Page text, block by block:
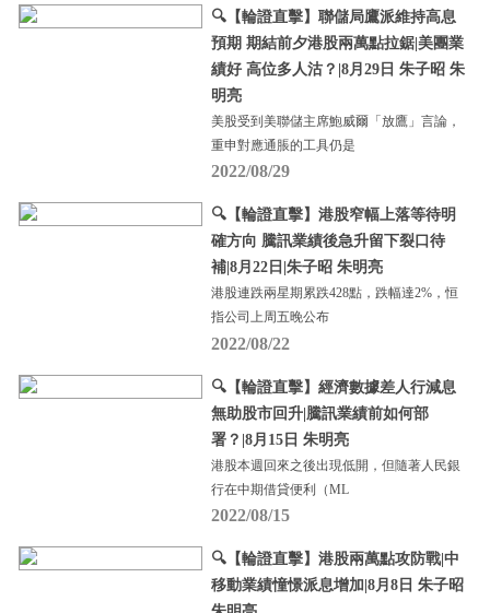
🔍【輪證直擊】聯儲局鷹派維持高息
預期 期結前夕港股兩萬點拉鋸|美團業
績好 高位多人沽？|8月29日 朱子昭 朱
明亮
美股受到美聯儲主席鮑威爾「放鷹」言論，
重申對應通脹的工具仍是
2022/08/29
🔍【輪證直擊】港股窄幅上落等待明
確方向 騰訊業績後急升留下裂口待
補|8月22日|朱子昭 朱明亮
港股連跌兩星期累跌428點，跌幅達2%，恒
指公司上周五晚公布
2022/08/22
🔍【輪證直擊】經濟數據差人行減息
無助股市回升|騰訊業績前如何部
署？|8月15日 朱明亮
港股本週回來之後出現低開，但隨著人民銀
行在中期借貸便利（ML
2022/08/15
🔍【輪證直擊】港股兩萬點攻防戰|中
移動業績憧憬派息增加|8月8日 朱子昭